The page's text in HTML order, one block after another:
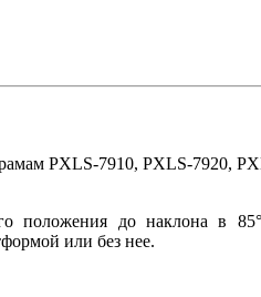
PXLS-7910, PXLS-7920,
положения до наклона в
или без нее.